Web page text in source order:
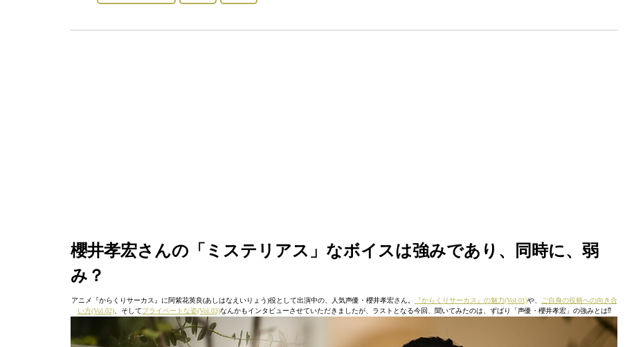
櫻井孝宏さんの「ミステリアス」なボイスは強みであり、同時に、弱
み？
アニメ『からくりサーカス』に阿紫花英良(あしはなえいりょう)役として出演中の、人気声優・櫻井孝宏さん。 『からくりサーカス』の魅力(Vol.01)や、
ご自身の役柄への向き合
い方(Vol.02)、そしてプライベートな姿(Vol.03)なんかもインタビューさせていただきましたが、ラストとなる今回、聞いてみたのは、ずばり「声優・櫻井孝宏」の強みとは⁉